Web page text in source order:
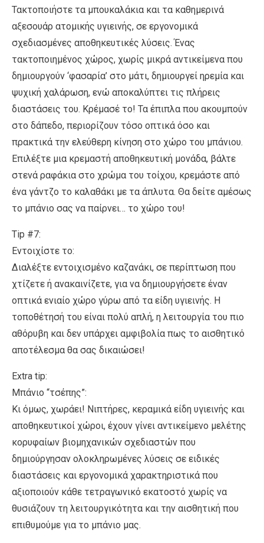
Τακτοποιήστε τα μπουκαλάκια και τα καθημερινά
αξεσουάρ ατομικής υγιεινής, σε εργονομικά
σχεδιασμένες αποθηκευτικές λύσεις. Ένας
τακτοποιημένος χώρος, χωρίς μικρά αντικείμενα που
δημιουργούν ‘φασαρία’ στο μάτι, δημιουργεί ηρεμία και
ψυχική χαλάρωση, ενώ αποκαλύπτει τις πλήρεις
διαστάσεις του. Κρέμασέ το! Τα έπιπλα που ακουμπούν
στο δάπεδο, περιορίζουν τόσο οπτικά όσο και
πρακτικά την ελεύθερη κίνηση στο χώρο του μπάνιου.
Επιλέξτε μια κρεμαστή αποθηκευτική μονάδα, βάλτε
στενά ραφάκια στο χρώμα του τοίχου, κρεμάστε από
ένα γάντζο το καλαθάκι με τα άπλυτα. Θα δείτε αμέσως
το μπάνιο σας να παίρνει… το χώρο του!
Tip #7:
Εντοιχίστε το:
Διαλέξτε εντοιχισμένο καζανάκι, σε περίπτωση που
χτίζετε ή ανακαινίζετε, για να δημιουργήσετε έναν
οπτικά ενιαίο χώρο γύρω από τα είδη υγιεινής. Η
τοποθέτησή του είναι πολύ απλή, η λειτουργία του πιο
αθόρυβη και δεν υπάρχει αμφιβολία πως το αισθητικό
αποτέλεσμα θα σας δικαιώσει!
Extra tip:
Μπάνιο “τσέπης”:
Κι όμως, χωράει! Νιπτήρες, κεραμικά είδη υγιεινής και
αποθηκευτικοί χώροι, έχουν γίνει αντικείμενο μελέτης
κορυφαίων βιομηχανικών σχεδιαστών που
δημιούργησαν ολοκληρωμένες λύσεις σε ειδικές
διαστάσεις και εργονομικά χαρακτηριστικά που
αξιοποιούν κάθε τετραγωνικό εκατοστό χωρίς να
θυσιάζουν τη λειτουργικότητα και την αισθητική που
επιθυμούμε για το μπάνιο μας.